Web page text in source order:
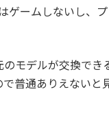
ームしないし、
モデルが交換でき
普通ありえないと